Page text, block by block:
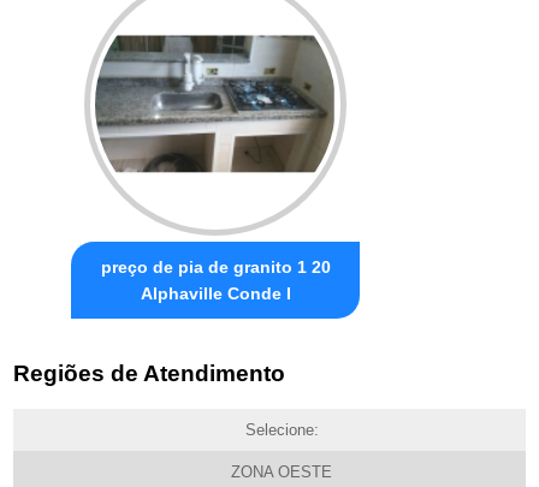
preço de pia de granito 1 20
Alphaville Conde I
Regiões de Atendimento
Selecione:
ZONA OESTE